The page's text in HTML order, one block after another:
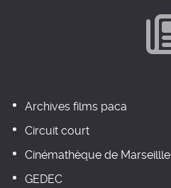
Archives films paca
Circuit court
Cinémathèque de Marseillle
GEDEC